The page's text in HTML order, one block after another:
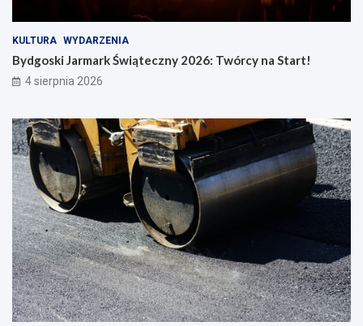
KULTURA WYDARZENIA
Bydgoski Jarmark Świąteczny 2026: Twórcy na Start!
4 sierpnia 2026